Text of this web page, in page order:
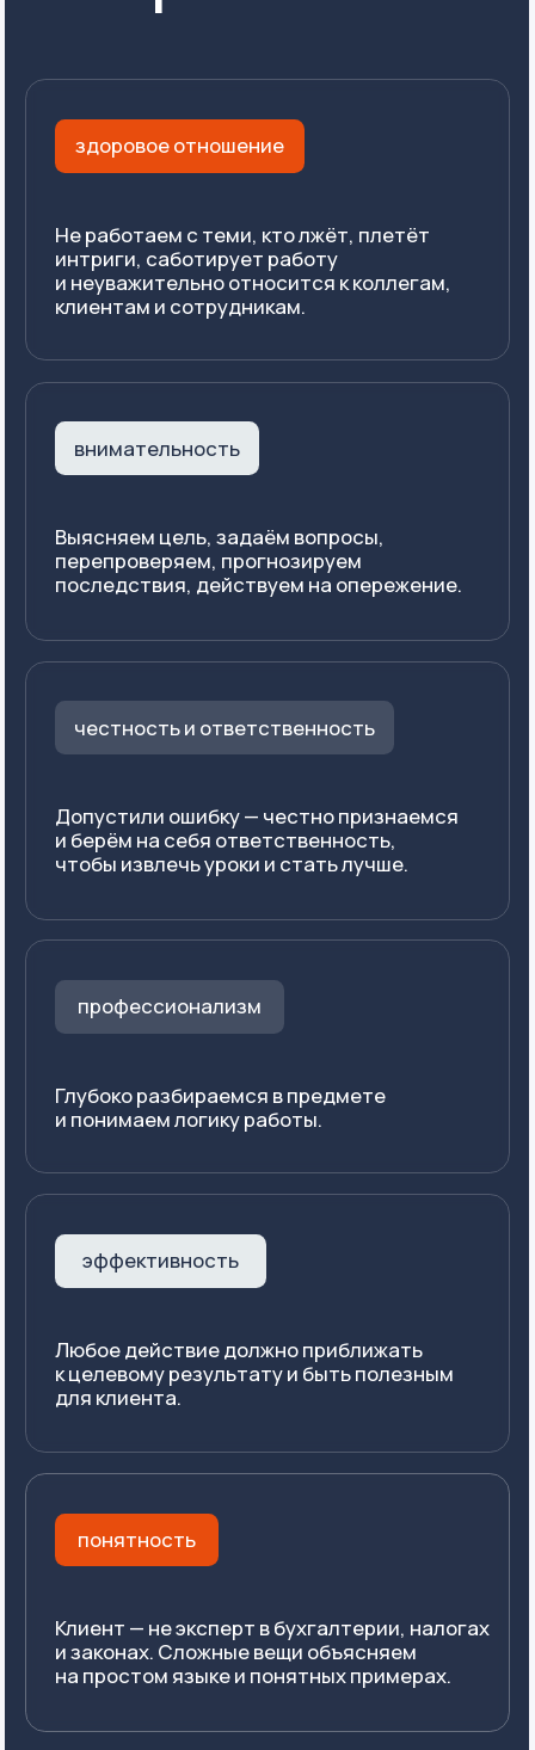
Я даюсогласиена обработку
моих персональных данных в
персональных данных.
Ясогласенполучать
рекламные рассылки от
Перезвоните мне
Заказать
звонок
+7 499 444 27 25
info@s4consulting.ru
Или приходите в гости
Москва, ул. 8 Марта, 1, стр. 12
Email-рассылка
Делимся анонсами статей, а также
спецпредложениями и спецматериалами,
которые не публикуем в открытом доступе.
Я даюсогласиена обработку
моих персональных данных в
соответствии с условиями
персональных данных.